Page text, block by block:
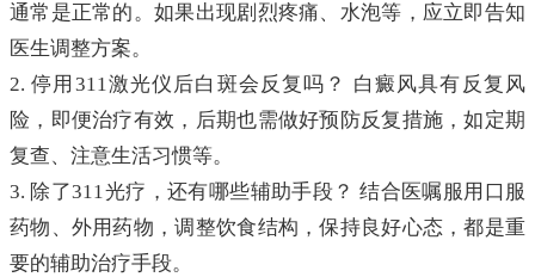
通常是正常的。如果出现剧烈疼痛、水泡等，应立即告知
医生调整方案。
2. 停用311激光仪后白斑会反复吗？ 白癜风具有反复风
险，即便治疗有效，后期也需做好预防反复措施，如定期
复查、注意生活习惯等。
3. 除了311光疗，还有哪些辅助手段？ 结合医嘱服用口服
药物、外用药物，调整饮食结构，保持良好心态，都是重
要的辅助治疗手段。